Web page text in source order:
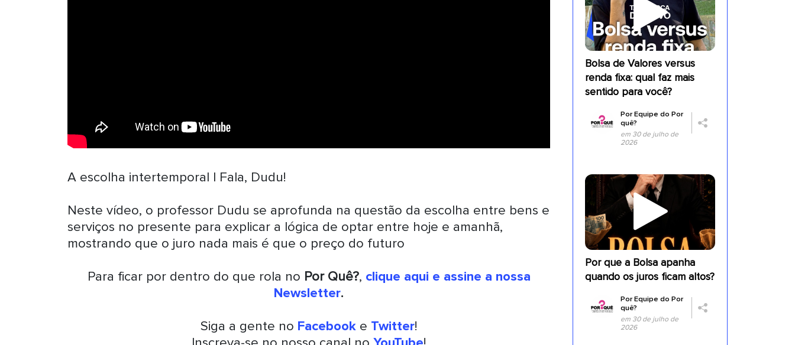
A escolha intertemporal | Fala, Dudu!
Neste vídeo, o professor Dudu se aprofunda na questão da escolha entre bens e
serviços no presente para explicar a lógica de optar entre hoje e amanhã,
mostrando que o juro nada mais é que o preço do futuro
Para ficar por dentro do que rola no Por Quê?, clique aqui e assine a nossa
Newsletter.
Siga a gente no Facebooke Twitter!
Bolsa de Valores versus
renda fixa: qual faz mais
sentido para você?
PorEquipe do Por
quê?
em 30 de julho de
2026
Por que a Bolsa apanha
quando os juros ficam altos?
PorEquipe do Por
quê?
em 30 de julho de
2026